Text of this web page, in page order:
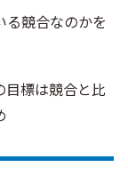
る競合なのかを
目標は競合と比